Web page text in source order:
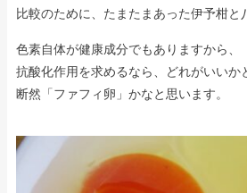
比較のために、たまたまあった伊予柑と
色素自体が健康成分でもありますから、
抗酸化作用を求めるなら、どれがいいか
断然「ファフィ卵」かなと思います。